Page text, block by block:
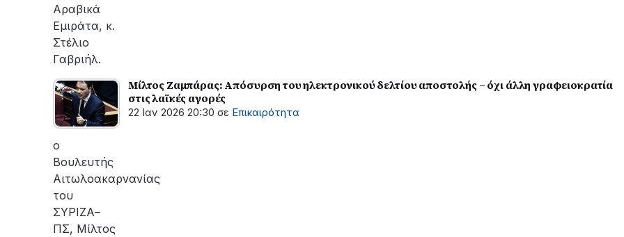
Αραβικά
Εμιράτα, κ.
Στέλιο
Γαβριήλ.
Μίλτος Ζαμπάρας: Απόσυρση του ηλεκτρονικού δελτίου αποστολής – όχι άλλη γραφειοκρατία
στις λαϊκές αγορές
22 Ιαν 2026 20:30 σε Επικαιρότητα
ο
Βουλευτής
Αιτωλοακαρνανίας
του
ΣΥΡΙΖΑ–
ΠΣ, Μίλτος